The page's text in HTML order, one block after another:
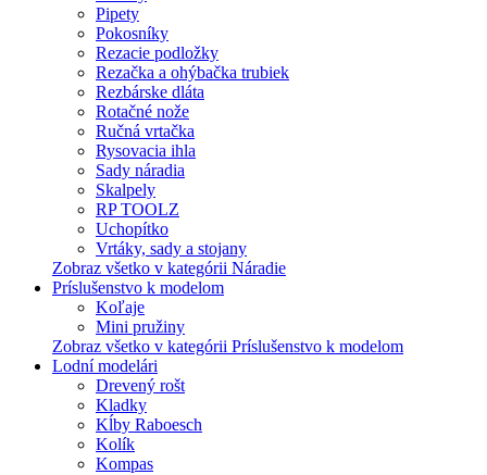
Pipety
Pokosníky
Rezacie podložky
Rezačka a ohýbačka trubiek
Rezbárske dláta
Rotačné nože
Ručná vrtačka
Rysovacia ihla
Sady náradia
Skalpely
RP TOOLZ
Uchopítko
Vrtáky, sady a stojany
Zobraz všetko v kategórii Náradie
Príslušenstvo k modelom
Koľaje
Mini pružiny
Zobraz všetko v kategórii Príslušenstvo k modelom
Lodní modelári
Drevený rošt
Kladky
Kĺby Raboesch
Kolík
Kompas